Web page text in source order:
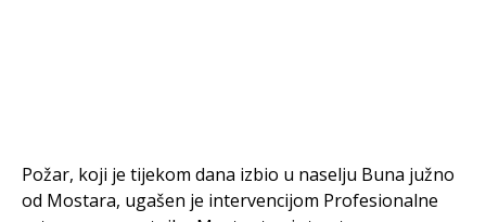
Požar, koji je tijekom dana izbio u naselju Buna južno
od Mostara, ugašen je intervencijom Profesionalne